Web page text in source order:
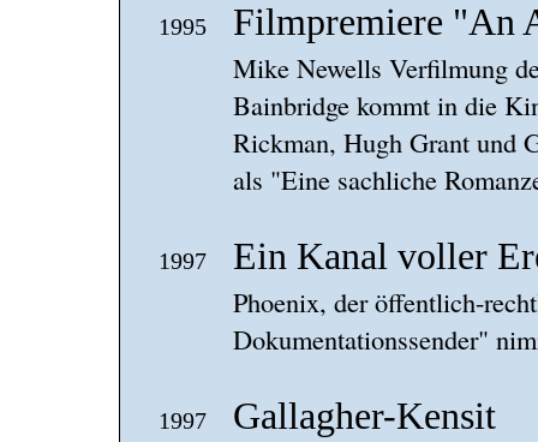
1995 Filmpremiere "An
Mike Newells Verfilmung
Bainbridge kommt in die
Rickman, Hugh Grant und
als "Eine sachliche
1997 Ein Kanal voller
Phoenix, der öffentlich-
Dokumentationssender"
1997 Gallagher-Kensit